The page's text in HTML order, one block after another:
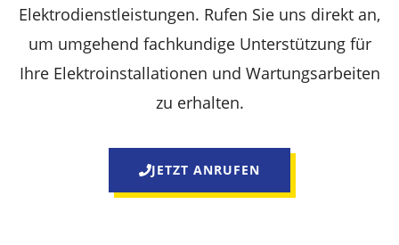
Elektrodienstleistungen. Rufen Sie uns direkt an,
um umgehend fachkundige Unterstützung für
Ihre Elektroinstallationen und Wartungsarbeiten
zu erhalten.
JETZT ANRUFEN